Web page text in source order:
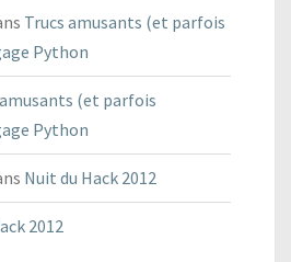
Trucs amusants (et parfois
Python
(et parfois
Python
Nuit du Hack 2012
2012